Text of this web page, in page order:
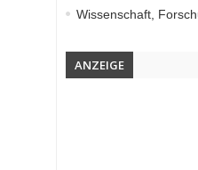
Wissenschaft,
ANZEIGE